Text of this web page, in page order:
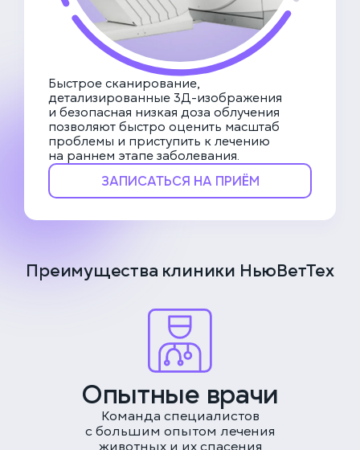
Быстрое сканирование,
детализированные 3Д-изображения
и безопасная низкая доза облучения
позволяют быстро оценить масштаб
проблемы и приступить к лечению
на раннем этапе заболевания.
ЗАПИСАТЬСЯ НА ПРИЁМ
Преимущества клиники НьюВетТех
Опытные врачи
Команда специалистов
с большим опытом лечения